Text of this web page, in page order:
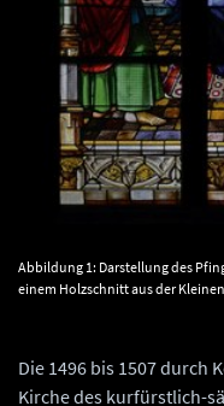
Abbildung 1: Darstellung des
einem Holzschnitt aus der
Die 1496 bis 1507 durch
Kirche des kurfürstlich-